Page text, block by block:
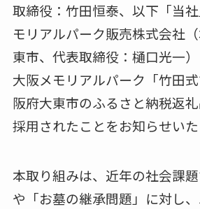
取締役：竹田恒泰、以下「当
モリアルパーク販売株式会社
東市、代表取締役：樋口光一
大阪メモリアルパーク「竹田
阪府大東市のふるさと納税返
採用されたことをお知らせいた
本取り組みは、近年の社会課題
や「お墓の継承問題」に対し